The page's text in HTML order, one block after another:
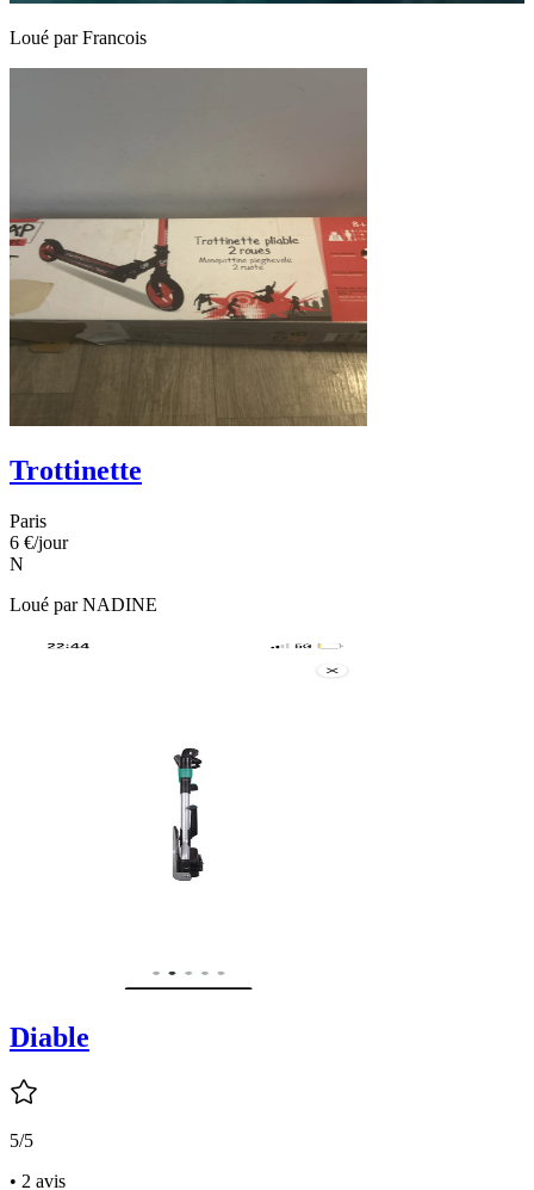
Loué parFrancois
Trottinette
Paris
6 €/jour
N
Loué parNADINE
Diable
5/5
• 2 avis